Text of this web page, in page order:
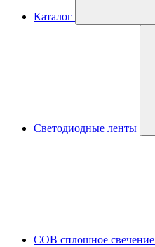
Каталог
Светодиодные ленты
COB сплошное свечение